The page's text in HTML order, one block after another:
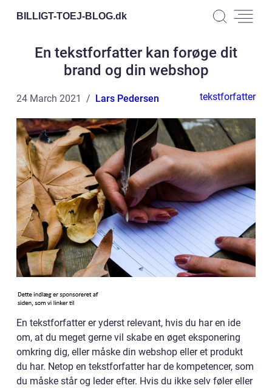
BILLIGT-TOEJ-BLOG.dk
En tekstforfatter kan forøge dit
brand og din webshop
24 March 2021 Lars Pedersen tekstforfatter
En tekstforfatter er yderst relevant, hvis du har en ide
om, at du meget gerne vil skabe en øget eksponering
omkring dig, eller måske din webshop eller et produkt
du har. Netop en tekstforfatter har de kompetencer, som
du måske står og leder efter. Hvis du ikke selv føler eller